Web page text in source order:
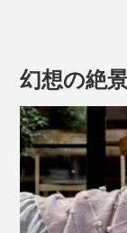
サイズは3種
幻想の絶